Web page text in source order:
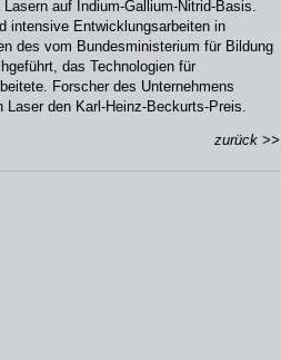
auf Indium-Gallium-Nitrid-Basis.
intensive Entwicklungsarbeiten in
des vom Bundesministerium für Bildung
das Technologien für
Forscher des Unternehmens
den Karl-Heinz-Beckurts-Preis.
zurück >>